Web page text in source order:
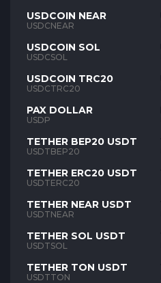
USDCOIN NEAR
USDCNEAR
USDCOIN SOL
USDCSOL
USDCOIN TRC20
USDCTRC20
PAX DOLLAR
USDP
TETHER BEP20 USDT
USDTBEP20
TETHER ERC20 USDT
USDTERC20
TETHER NEAR USDT
USDTNEAR
TETHER SOL USDT
USDTSOL
TETHER TON USDT
USDTTON